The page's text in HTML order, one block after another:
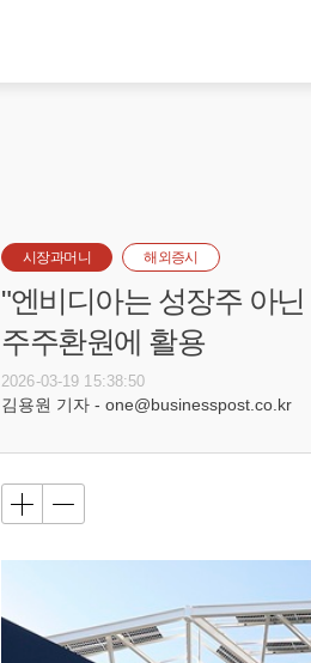
시장과머니 해외증시
"엔비디아는 성장주 아
주주환원에 활용
2026-03-19 15:38:50
김용원 기자 - one@businesspost.co.kr